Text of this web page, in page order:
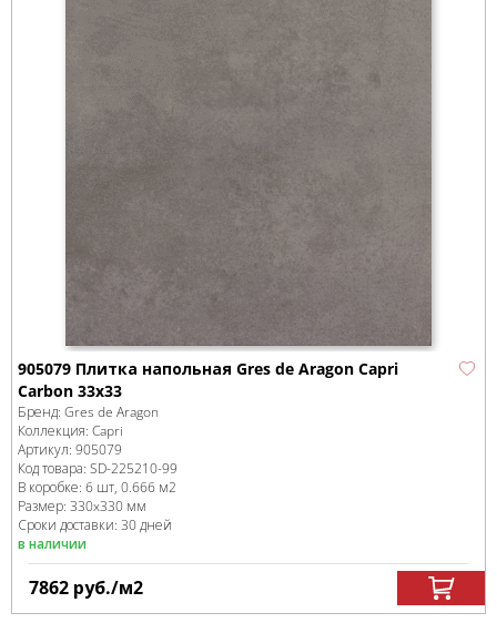
905079 Плитка напольная Gres de Aragon Capri
Carbon 33x33
Бренд: Gres de Aragon
Коллекция: Capri
Артикул: 905079
Код товара: SD-225210-99
В коробке: 6 шт, 0.666 м2
Размер: 330x330 мм
Сроки доставки: 30 дней
в наличии
7862 руб./м2